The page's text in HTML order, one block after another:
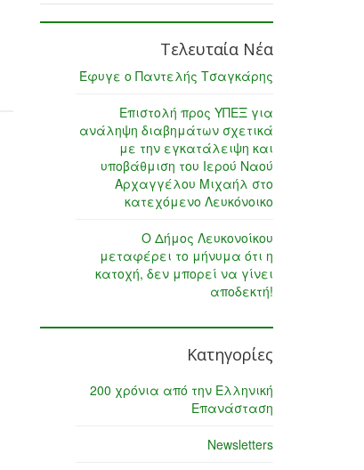
Τελευταία Νέα
Έφυγε ο Παντελής Τσαγκάρης
Επιστολή προς ΥΠΕΞ για
ανάληψη διαβημάτων σχετικά
με την εγκατάλειψη και
υποβάθμιση του Ιερού Ναού
Αρχαγγέλου Μιχαήλ στο
κατεχόμενο Λευκόνοικο
Ο Δήμος Λευκονοίκου
μεταφέρει το μήνυμα ότι η
κατοχή, δεν μπορεί να γίνει
αποδεκτή!
Κατηγορίες
200 χρόνια από την Ελληνική
Επανάσταση
Newsletters